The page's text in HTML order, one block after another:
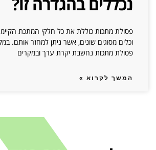
פסולת מתכות כוללת את כל חלקי המתכת
וכלים מסוגים שונים, אשר ניתן למחזר אותם.
פסולת מתכות נחשבת יקרת ערך ובמקרים
המשך לקרוא »